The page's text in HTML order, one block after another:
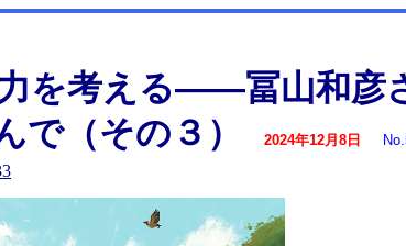
を考える――冨山和彦
で（その３）
2024年12月8日